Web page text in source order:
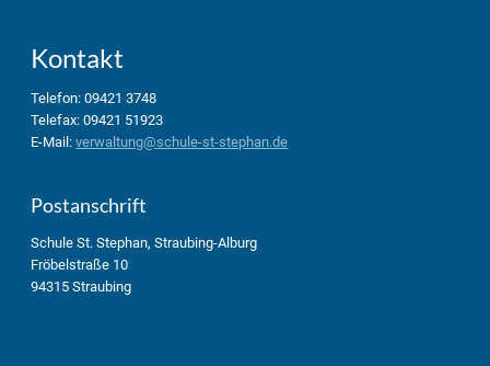
Kontakt
Telefon: 09421 3748
Telefax: 09421 51923
E-Mail:verwaltung@schule-st-stephan.de
Postanschrift
Schule St. Stephan, Straubing-Alburg
Fröbelstraße 10
94315 Straubing